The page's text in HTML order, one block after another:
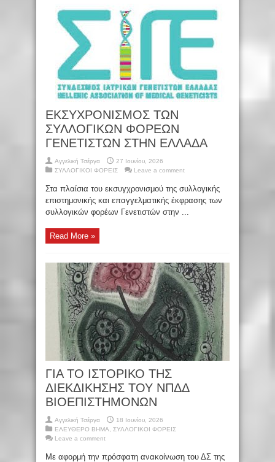
EKΣΥΧΡΟΝΙΣΜΟΣ ΤΩΝ
ΣΥΛΛΟΓΙΚΩΝ ΦΟΡΕΩΝ
ΓΕΝΕΤΙΣΤΩΝ ΣΤΗΝ ΕΛΛΑΔΑ
Αγγελική Τσέργα
27 Ιουνίου, 2026
ΣΥΛΛΟΓΙΚΟΙ ΦΟΡΕΙΣ
Leave a comment
Στα πλαίσια του εκσυγχρονισμού της συλλογικής
επιστημονικής και επαγγελματικής έκφρασης των
συλλογικών φορέων Γενετιστών στην ...
Read More »
ΓΙΑ ΤΟ ΙΣΤΟΡΙΚΟ ΤΗΣ
ΔΙΕΚΔΙΚΗΣΗΣ ΤΟΥ ΝΠΔΔ
ΒΙΟΕΠΙΣΤΗΜΟΝΩΝ
Αγγελική Τσέργα
18 Ιουνίου, 2026
ΕΛΕΥΘΕΡΟ ΒΗΜΑ
ΣΥΛΛΟΓΙΚΟΙ ΦΟΡΕΙΣ
Leave a comment
Με αφορμή την πρόσφατη ανακοίνωση του ΔΣ της